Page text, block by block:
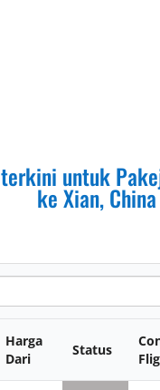
untuk
keXian, China
Harga
Dari
Status